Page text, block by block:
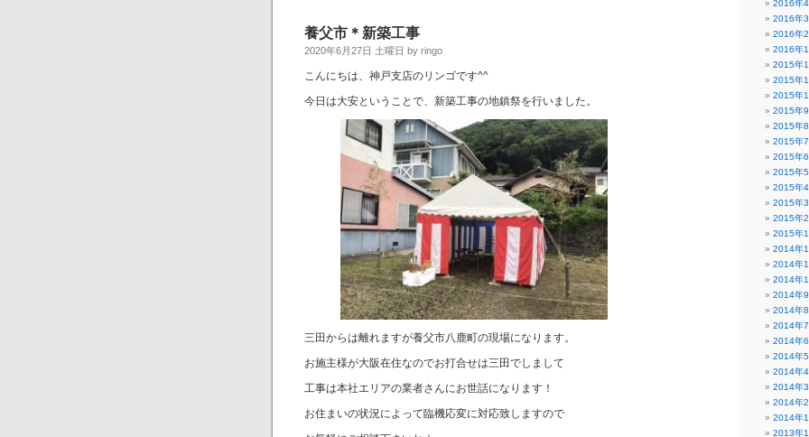
養父市＊新築工事
2020年6月27日 土曜日 by ringo
こんにちは、神戸支店のリンゴです^^
今日は大安ということで、新築工事の地鎮祭を行いました。
三田からは離れますが養父市八鹿町の現場になります。
お施主様が大阪在住なのでお打合せは三田でしまして
工事は本社エリアの業者さんにお世話になります！
お住まいの状況によって臨機応変に対応致しますので
2016年4
2016年3
2016年2
2016年1
2015年
2015年
2015年
2015年9
2015年8
2015年7
2015年6
2015年5
2015年4
2015年3
2015年2
2015年1
2014年
2014年
2014年
2014年9
2014年8
2014年7
2014年6
2014年5
2014年4
2014年3
2014年2
2014年1
2013年